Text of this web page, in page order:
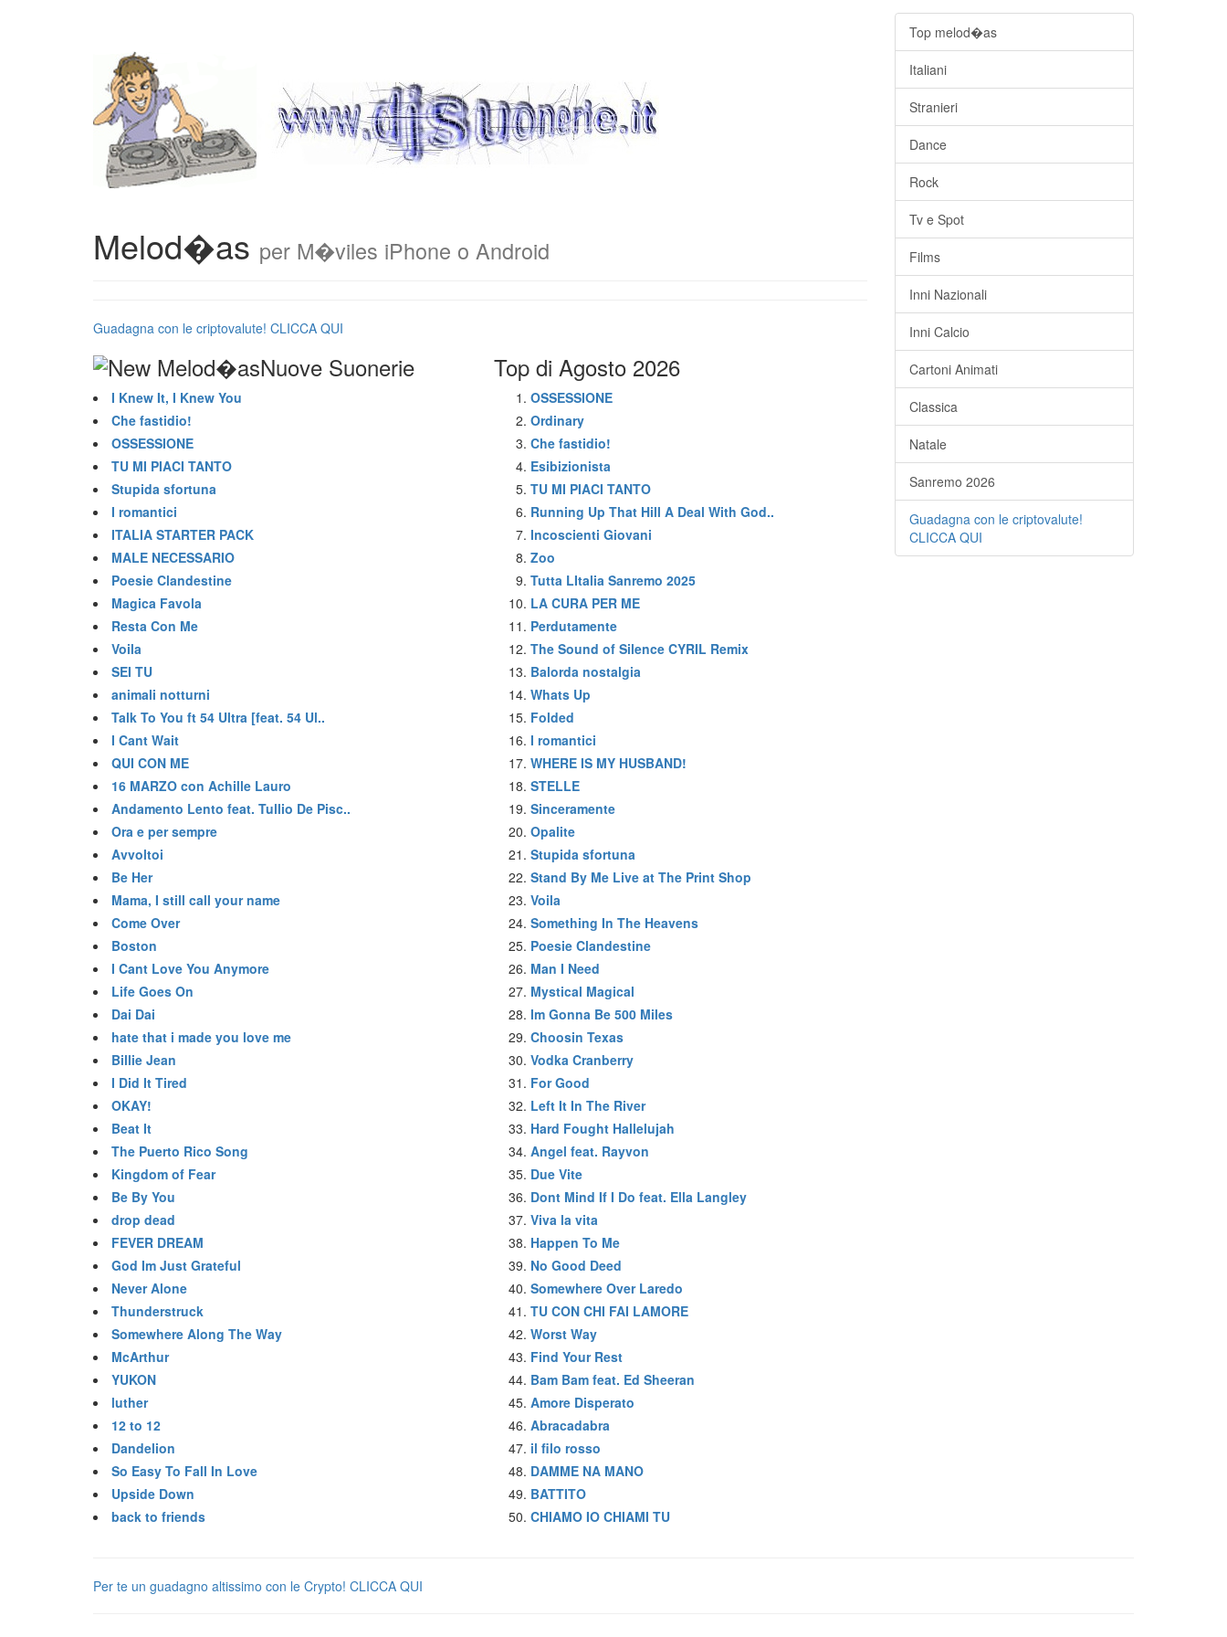
Melod�as per M�viles iPhone o Android
Guadagna con le criptovalute! CLICCA QUI
Nuove Suonerie
I Knew It, I Knew You
Che fastidio!
OSSESSIONE
TU MI PIACI TANTO
Stupida sfortuna
I romantici
ITALIA STARTER PACK
MALE NECESSARIO
Poesie Clandestine
Magica Favola
Resta Con Me
Voila
SEI TU
animali notturni
Talk To You ft 54 Ultra [feat. 54 Ul..
I Cant Wait
QUI CON ME
16 MARZO con Achille Lauro
Andamento Lento feat. Tullio De Pisc..
Ora e per sempre
Avvoltoi
Be Her
Mama, I still call your name
Come Over
Boston
I Cant Love You Anymore
Life Goes On
Dai Dai
hate that i made you love me
Billie Jean
I Did It Tired
OKAY!
Beat It
The Puerto Rico Song
Kingdom of Fear
Be By You
drop dead
FEVER DREAM
God Im Just Grateful
Never Alone
Thunderstruck
Somewhere Along The Way
McArthur
YUKON
luther
12 to 12
Dandelion
So Easy To Fall In Love
Upside Down
back to friends
Top di Agosto 2026
OSSESSIONE
Ordinary
Che fastidio!
Esibizionista
TU MI PIACI TANTO
Running Up That Hill A Deal With God..
Incoscienti Giovani
Zoo
Tutta LItalia Sanremo 2025
LA CURA PER ME
Perdutamente
The Sound of Silence CYRIL Remix
Balorda nostalgia
Whats Up
Folded
I romantici
WHERE IS MY HUSBAND!
STELLE
Sinceramente
Opalite
Stupida sfortuna
Stand By Me Live at The Print Shop
Voila
Something In The Heavens
Poesie Clandestine
Man I Need
Mystical Magical
Im Gonna Be 500 Miles
Choosin Texas
Vodka Cranberry
For Good
Left It In The River
Hard Fought Hallelujah
Angel feat. Rayvon
Due Vite
Dont Mind If I Do feat. Ella Langley
Viva la vita
Happen To Me
No Good Deed
Somewhere Over Laredo
TU CON CHI FAI LAMORE
Worst Way
Find Your Rest
Bam Bam feat. Ed Sheeran
Amore Disperato
Abracadabra
il filo rosso
DAMME NA MANO
BATTITO
CHIAMO IO CHIAMI TU
Top melod�as
Italiani
Stranieri
Dance
Rock
Tv e Spot
Films
Inni Nazionali
Inni Calcio
Cartoni Animati
Classica
Natale
Sanremo 2026
Guadagna con le criptovalute!
CLICCA QUI
Per te un guadagno altissimo con le Crypto! CLICCA QUI